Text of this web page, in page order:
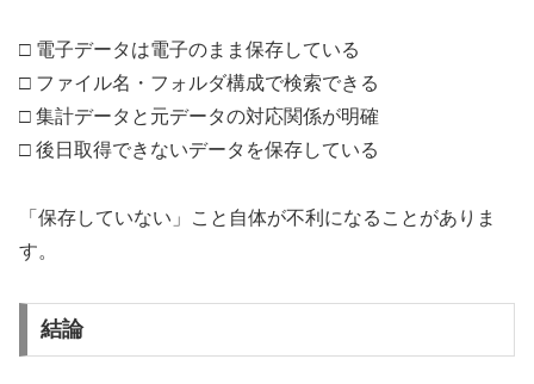
□ 電子データは電子のまま保存している
□ ファイル名・フォルダ構成で検索できる
□ 集計データと元データの対応関係が明確
□ 後日取得できないデータを保存している
「保存していない」こと自体が不利になることがありま
す。
結論